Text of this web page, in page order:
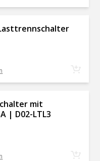
Lasttrennschalter
mit
| D02-LTL3